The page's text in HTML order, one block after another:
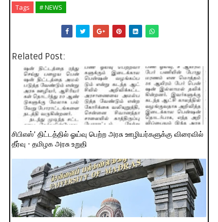
Tags # NEWS
Related Post:
சிபிஎஸ்’ திட்டத்தில் ஓய்வு பெற்ற அரசு ஊழியர்களுக்கு விரைவில்
தீர்வு - தமிழக அரசு உறுதி